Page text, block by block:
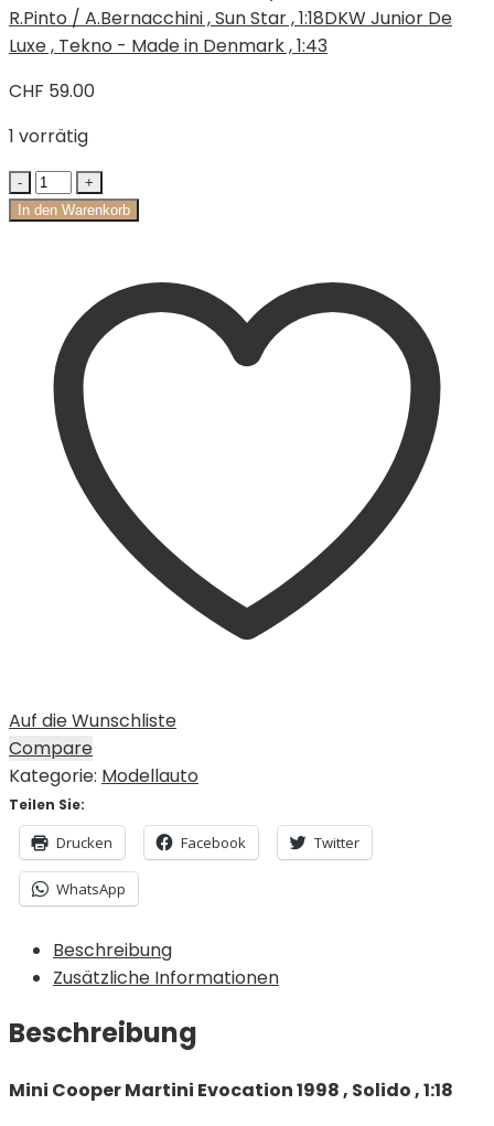
R.Pinto / A.Bernacchini , Sun Star , 1:18DKW Junior De
Luxe , Tekno - Made in Denmark , 1:43
CHF 59.00
1 vorrätig
In den Warenkorb
Auf die Wunschliste
Compare
Kategorie: Modellauto
Teilen Sie:
Drucken Facebook Twitter
WhatsApp
Beschreibung
Zusätzliche Informationen
Beschreibung
Mini Cooper Martini Evocation 1998 , Solido , 1:18